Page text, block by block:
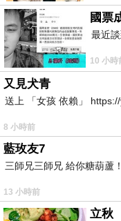
國票
最近
10 小時
又見犬青
送上 「女孩 依賴」
8 小時前
藍玫友7
三師兄三師兄 給你糖葫蘆
13 小時前
立秋